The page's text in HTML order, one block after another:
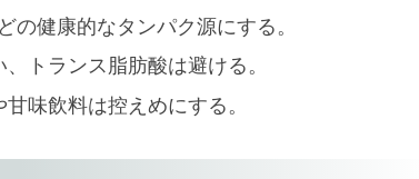
健康的なタンパク源にする。
トランス脂肪酸は避ける。
味飲料は控えめにする。